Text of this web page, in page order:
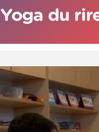
Yoga du